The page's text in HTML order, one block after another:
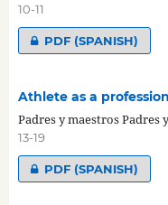
10-11
PDF (SPANISH)
Athlete as a profession
Padres y maestros Padres
13-19
PDF (SPANISH)